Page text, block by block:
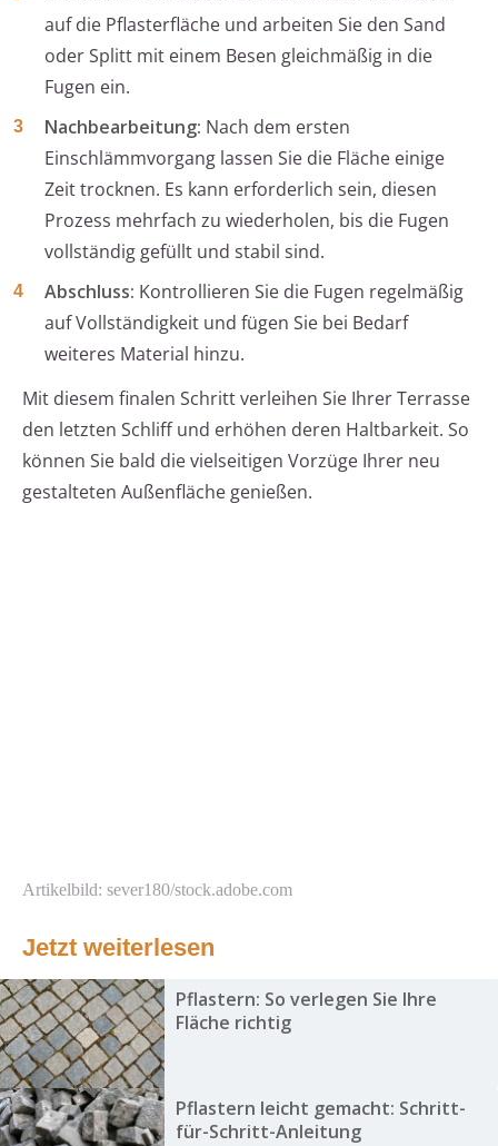
auf die Pflasterfläche und arbeiten Sie den Sand
oder Splitt mit einem Besen gleichmäßig in die
Fugen ein.
Nachbearbeitung: Nach dem ersten
Einschlämmvorgang lassen Sie die Fläche einige
Zeit trocknen. Es kann erforderlich sein, diesen
Prozess mehrfach zu wiederholen, bis die Fugen
vollständig gefüllt und stabil sind.
Abschluss: Kontrollieren Sie die Fugen regelmäßig
auf Vollständigkeit und fügen Sie bei Bedarf
weiteres Material hinzu.
Mit diesem finalen Schritt verleihen Sie Ihrer Terrasse
den letzten Schliff und erhöhen deren Haltbarkeit. So
können Sie bald die vielseitigen Vorzüge Ihrer neu
gestalteten Außenfläche genießen.
Artikelbild: sever180/stock.adobe.com
Jetzt weiterlesen
Pflastern: So verlegen Sie Ihre
Fläche richtig
Pflastern leicht gemacht: Schritt-
für-Schritt-Anleitung